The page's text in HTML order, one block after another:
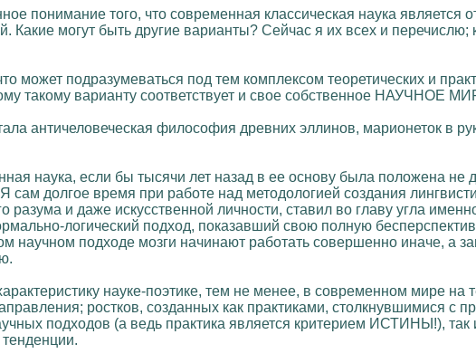
понимание того, что современная классическая наука является
могут быть другие варианты? Сейчас я их всех и перечислю;
может подразумеваться под тем комплексом теоретических и
такому варианту соответствует и свое собственное НАУЧНОЕ
античеловеческая философия древних эллинов, марионеток в
наука, если бы тысячи лет назад в ее основу была положена не
долгое время при работе над методологией создания
разума и даже искусственной личности, ставил во главу угла
логический подход, показавший свою полную
научном подходе мозги начинают работать совершенно иначе, а
науке-поэтике, тем не менее, в современном мире
ростков, созданных как практиками, столкнувшимися с
подходов (а ведь практика является критерием ИСТИНЫ!),